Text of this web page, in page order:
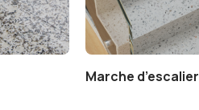
Marche d’escalier